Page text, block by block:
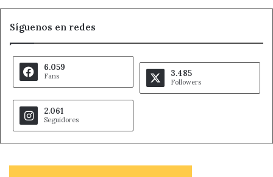
Síguenos en redes
6.059
Fans 3.485
Followers
2.061
Seguidores